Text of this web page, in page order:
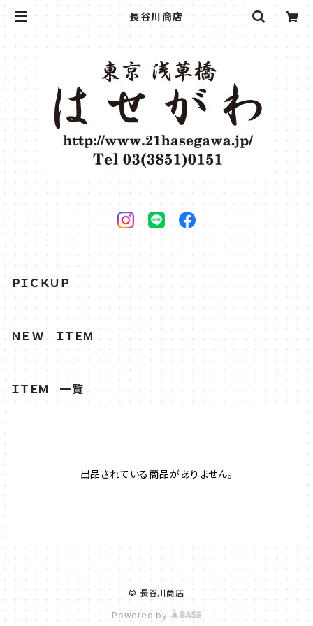
長谷川商店
ＰＩＣＫＵＰ
ＮＥＷ ＩＴＥＭ
ＩＴＥＭ 一覧
出品されている商品がありません。
© 長谷川商店
Powered by